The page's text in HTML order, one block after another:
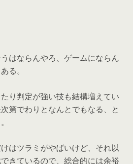
はならんやろ、ゲームにならん
る。
り判定が強い技も結構増えてい
第でわりとなんとでもなる、と
はツラミがやばいけど、それ以
きているので、総合的には余裕